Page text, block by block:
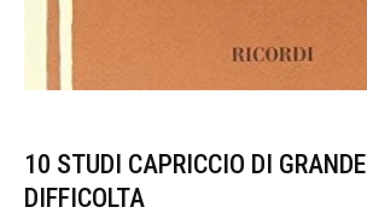
10 STUDI CAPRICCIO DI GRANDE
DIFFICOLTA